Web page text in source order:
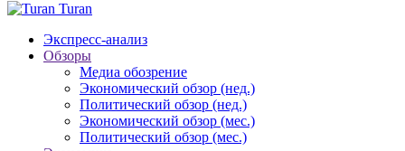
Turan
Экспресс-анализ
Обзоры
Медиа обозрение
Экономический обзор (нед.)
Политический обзор (нед.)
Экономический обзор (мес.)
Политический обзор (мес.)